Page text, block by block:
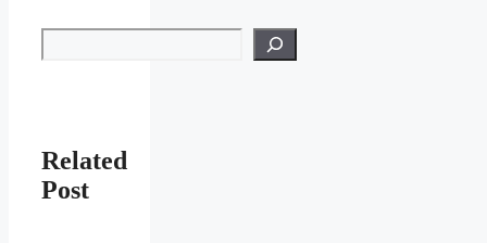
Search
Related
Post